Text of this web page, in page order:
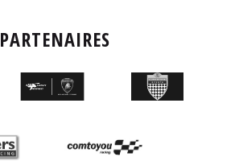
PARTENAIRES